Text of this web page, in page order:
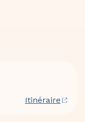
Itinéraire